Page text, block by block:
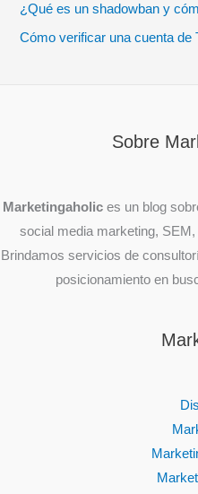
¿Qué es un shadowban y
Cómo verificar una cuenta de
Sobre
Marketingaholices un blog
social media marketing,
Brindamos servicios de
posicionamiento en